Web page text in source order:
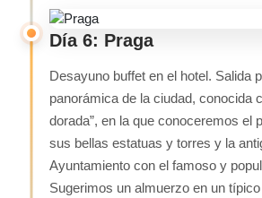
Día 6: Praga
Desayuno buffet en el hotel. Salida
panorámica de la ciudad, conocida
dorada”, en la que conoceremos el
sus bellas estatuas y torres y la
Ayuntamiento con el famoso y
Sugerimos un almuerzo en un